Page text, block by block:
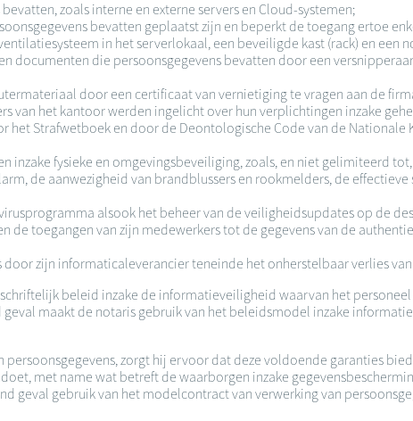
zoals interne en externe servers en Cloud-systemen;
bevatten geplaatst zijn en beperkt de toegang ertoe
in het serverlokaal, een beveiligde kast (rack) en een
documenten die persoonsgegevens bevatten door een
door een certificaat van vernietiging te vragen aan de
van het kantoor werden ingelicht over hun verplichtingen inzake
Strafwetboek en door de Deontologische Code van de
inzake fysieke en omgevingsbeveiliging, zoals, en niet gelimiteerd
de aanwezigheid van brandblussers en rookmelders, de
alsook het beheer van de veiligheidsupdates op de
de toegangen van zijn medewerkers tot de gegevens van de
zijn informaticaleverancier teneinde het onherstelbaar verlies
beleid inzake de informatieveiligheid waarvan het
maakt de notaris gebruik van het beleidsmodel inzake
persoonsgegevens, zorgt hij ervoor dat deze voldoende garanties
met name wat betreft de waarborgen inzake
geval gebruik van het modelcontract van verwerking van